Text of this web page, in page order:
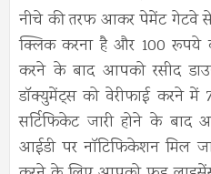
नीचे की तरफ आकर पेमेंट गेटवे
क्लिक करना है और 100 रूपये
करने के बाद आपको रसीद
डॉक्युमेंट्स को वेरीफाई करने
सर्टिफिकेट जारी होने के
आईडी पर नॉटिफिकेशन मिल